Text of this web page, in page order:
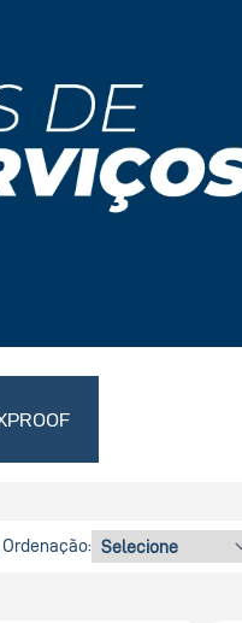
Ordenação: